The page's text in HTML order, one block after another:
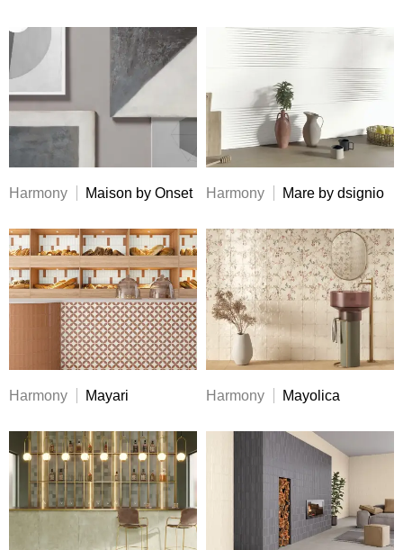
Harmony Maison by Onset Harmony Mare by dsignio
Harmony Mayari Harmony Mayolica